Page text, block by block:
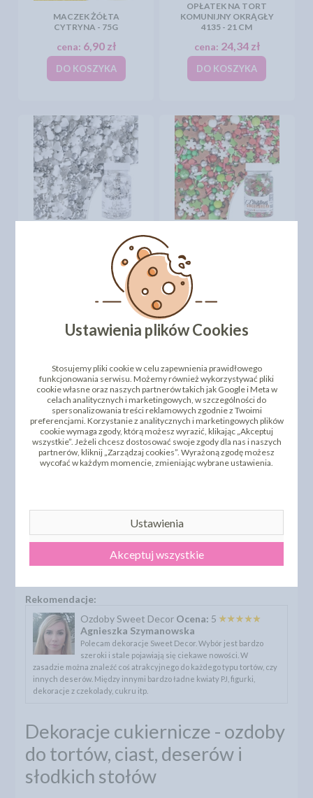
MACZEK ŻÓŁTA
CYTRYNA - 75G
cena: 6,90 zł
DO KOSZYKA
OPŁATEK NA TORT
KOMUNIJNY OKRĄGŁY
4135 - 21 CM
cena: 24,34 zł
DO KOSZYKA
PEARLS WINTER FALLING
12,50 zł
DO KOSZYKA
POKAŻ WSZYSTKIE PRODUKTY
Wysokiej jakości dekoracje cukiernicze, które rozbudzają
kreatywność i wyobraźnie podczas tworzenia i dekorowania
wypieków dla każdego profesjonalisty i amatora
cukierniczych i ozdób różnych producentów, z olbrzymim
wyborem rodzajów, wzorów i kolorów.
Wykorzystaj nasze ozdoby cukiernicze i dekoracje, aby
tworzyć piękne i wyjątkowe wypieki i desery, które zachwycą
Twoich klientów, znajomych i bliskich...
Rekomendacje:
Ozdoby Sweet Decor Ocena: 5
Agnieszka Szymanowska
Polecam dekoracje Sweet Decor. Wybór jest bardzo
szeroki i stale pojawiają się ciekawe nowości. W
zasadzie można znaleźć coś atrakcyjnego do każdego typu tortów, czy
innych deserów. Między innymi bardzo ładne kwiaty PJ, figurki,
dekoracje z czekolady, cukru itp.
Dekoracje cukiernicze - ozdoby
do tortów, ciast, deserów i
słodkich stołów
Ustawienia plików Cookies
Stosujemy pliki cookie w celu zapewnienia prawidłowego
funkcjonowania serwisu. Możemy również wykorzystywać pliki
cookie własne oraz naszych partnerów takich jak Google i Meta w
celach analitycznych i marketingowych, w szczególności do
spersonalizowania treści reklamowych zgodnie z Twoimi
preferencjami. Korzystanie z analitycznych i marketingowych plików
cookie wymaga zgody, którą możesz wyrazić, klikając „Akceptuj
wszystkie”. Jeżeli chcesz dostosować swoje zgody dla nas i naszych
partnerów, kliknij „Zarządzaj cookies”. Wyrażoną zgodę możesz
wycofać w każdym momencie, zmieniając wybrane ustawienia.
Ustawienia
Akceptuj wszystkie